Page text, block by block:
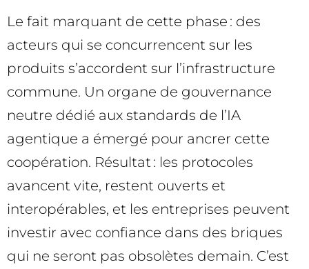
Le fait marquant de cette phase : des
acteurs qui se concurrencent sur les
produits s’accordent sur l’infrastructure
commune. Un organe de gouvernance
neutre dédié aux standards de l’IA
agentique a émergé pour ancrer cette
coopération. Résultat : les protocoles
avancent vite, restent ouverts et
interopérables, et les entreprises peuvent
investir avec confiance dans des briques
qui ne seront pas obsolètes demain. C’est